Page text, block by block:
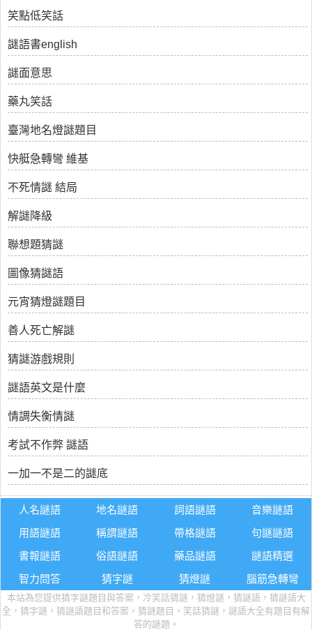
笑點低笑話
謎語書english
謎面意思
藥丸笑話
臺灣地名燈謎題目
快艇急轉彎 維基
不死情謎 結局
解謎降級
聯想題猜謎
圖像猜謎語
元宵猜燈謎題目
善人死亡解謎
猜謎游戲規則
謎語英文是什麼
情調失衡情謎
考試不作弊 謎語
一加一不是二的謎底
人名謎語 地名謎語 詞語謎語
音樂謎語
用語謎語
稱謂謎語 帶格謎語
句謎謎語
書報謎語
俗語謎語 藥品謎語
謎語精選
智力問答
猜字謎 猜燈謎 腦筋急轉彎
本站為您提供猜字謎題目與答案，冷笑話猜謎，猜燈謎，猜謎語，猜謎語大
全，猜字謎，猜謎語題目和答案，猜謎題目，笑話猜謎，謎語大全有題目有解
答的謎題。